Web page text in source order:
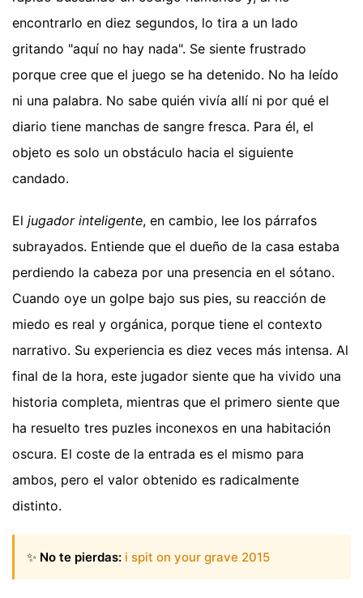
encontrarlo en diez segundos, lo tira a un lado
gritando "aquí no hay nada". Se siente frustrado
porque cree que el juego se ha detenido. No ha leído
ni una palabra. No sabe quién vivía allí ni por qué el
diario tiene manchas de sangre fresca. Para él, el
objeto es solo un obstáculo hacia el siguiente
candado.
El jugador inteligente, en cambio, lee los párrafos
subrayados. Entiende que el dueño de la casa estaba
perdiendo la cabeza por una presencia en el sótano.
Cuando oye un golpe bajo sus pies, su reacción de
miedo es real y orgánica, porque tiene el contexto
narrativo. Su experiencia es diez veces más intensa. Al
final de la hora, este jugador siente que ha vivido una
historia completa, mientras que el primero siente que
ha resuelto tres puzles inconexos en una habitación
oscura. El coste de la entrada es el mismo para
ambos, pero el valor obtenido es radicalmente
distinto.
✨ No te pierdas: i spit on your grave 2015